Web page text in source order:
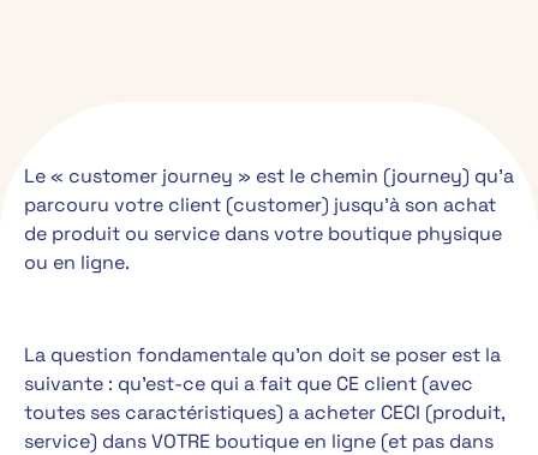
Le « customer journey » est le chemin (journey) qu’a
parcouru votre client (customer) jusqu’à son achat
de produit ou service dans votre boutique physique
ou en ligne.
La question fondamentale qu’on doit se poser est la
suivante : qu’est-ce qui a fait que CE client (avec
toutes ses caractéristiques) a acheter CECI (produit,
service) dans VOTRE boutique en ligne (et pas dans